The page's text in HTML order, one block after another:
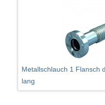
Metallschlauch 1 Flansch
lang